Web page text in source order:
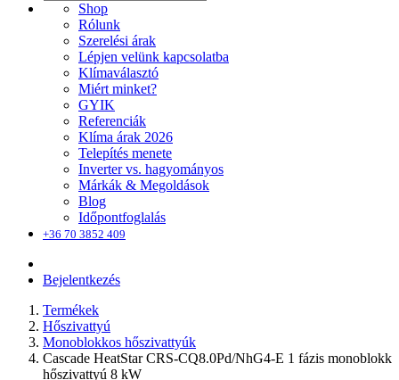
Shop
Rólunk
Szerelési árak
Lépjen velünk kapcsolatba
Klímaválasztó
Miért minket?
GYIK
Referenciák
Klíma árak 2026
Telepítés menete
Inverter vs. hagyományos
Márkák & Megoldások
Blog
Időpontfoglalás
+36 70 3852 409
Bejelentkezés
Termékek
Hőszivattyú
Monoblokkos hőszivattyúk
Cascade HeatStar CRS-CQ8.0Pd/NhG4-E 1 fázis monoblokk
hőszivattyú 8 kW